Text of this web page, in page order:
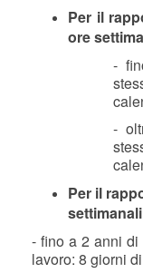
Per il
ore
-
-
Per il
- fino a 2 anni di
lavoro: 8 giorni